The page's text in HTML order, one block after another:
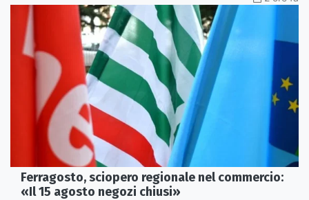
Ferragosto, sciopero regionale nel commercio:
«Il 15 agosto negozi chiusi»